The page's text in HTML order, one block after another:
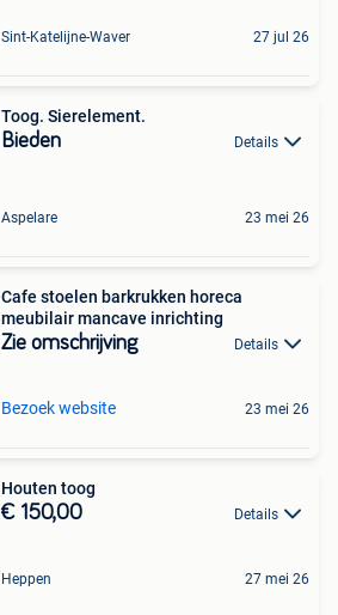
Sint-Katelijne-Waver 27 jul 26
Toog. Sierelement.
Bieden Details
Aspelare 23 mei 26
Cafe stoelen barkrukken horeca
meubilair mancave inrichting
Zie omschrijving Details
Bezoek website 23 mei 26
Houten toog
€ 150,00 Details
Heppen 27 mei 26